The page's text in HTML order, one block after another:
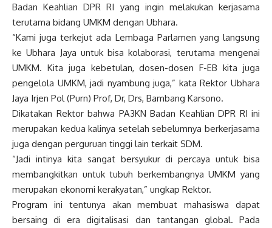
Badan Keahlian DPR RI yang ingin melakukan kerjasama
terutama bidang UMKM dengan Ubhara.
“Kami juga terkejut ada Lembaga Parlamen yang langsung
ke Ubhara Jaya untuk bisa kolaborasi, terutama mengenai
UMKM. Kita juga kebetulan, dosen-dosen F-EB kita juga
pengelola UMKM, jadi nyambung juga,” kata Rektor Ubhara
Jaya Irjen Pol (Purn) Prof, Dr, Drs, Bambang Karsono.
Dikatakan Rektor bahwa PA3KN Badan Keahlian DPR RI ini
merupakan kedua kalinya setelah sebelumnya berkerjasama
juga dengan perguruan tinggi lain terkait SDM.
“Jadi intinya kita sangat bersyukur di percaya untuk bisa
membangkitkan untuk tubuh berkembangnya UMKM yang
merupakan ekonomi kerakyatan,” ungkap Rektor.
Program ini tentunya akan membuat mahasiswa dapat
bersaing di era digitalisasi dan tantangan global. Pada